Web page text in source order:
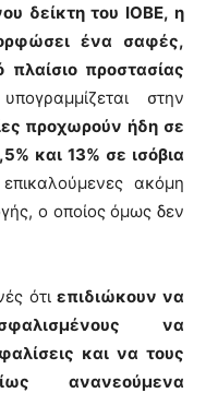
δείκτη του ΙΟΒΕ, η
ένα σαφές,
προστασίας
στην
προχωρούν ήδη σε
και 13% σε ισόβια
επικαλούμενες ακόμη
ο οποίος όμως δεν
ότιεπιδιώκουν να
να
και να τους
ανανεούμενα